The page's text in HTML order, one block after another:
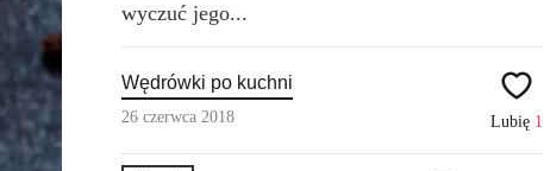
wyczuć jego...
Wędrówki po kuchni
26 czerwca 2018 Lubię 1